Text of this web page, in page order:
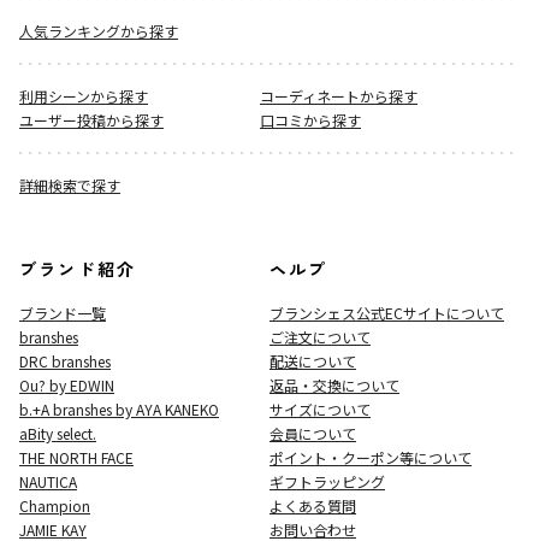
人気ランキングから探す
利用シーンから探す
コーディネートから探す
ユーザー投稿から探す
口コミから探す
詳細検索で探す
ブランド紹介
ブランド一覧
branshes
DRC branshes
Ou? by EDWIN
b.+A branshes by AYA KANEKO
aBity select.
THE NORTH FACE
NAUTICA
Champion
JAMIE KAY
ヘルプ
ブランシェス公式ECサイトについて
ご注文について
配送について
返品・交換について
サイズについて
会員について
ポイント・クーポン等について
ギフトラッピング
よくある質問
お問い合わせ